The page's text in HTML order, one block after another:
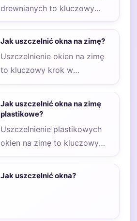
drewnianych to kluczowy
proces, który może znacząco
Jak uszczelnić okna na zimę?
Uszczelnienie okien na zimę
to kluczowy krok w
zapewnieniu komfortu
Wiele…
Jak uszczelnić okna na zimę
plastikowe?
Uszczelnienie plastikowych
okien na zimę to kluczowy
krok, który pozwala na
Jak uszczelnić okna?